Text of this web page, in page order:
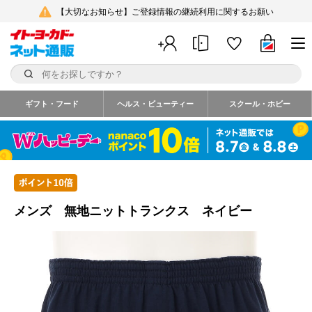
【大切なお知らせ】ご登録情報の継続利用に関するお願い
ギフト・フード ヘルス・ビューティー スクール・ホビー
メンズ 無地ニットトランクス ネイビー